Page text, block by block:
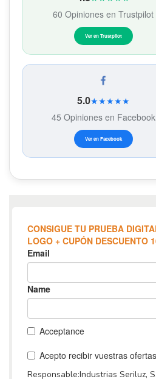
60 Opiniones en Trustpilot
Ver en Trustpilot
5.0★★★★★
45 Opiniones en Facebook
Ver en Facebook